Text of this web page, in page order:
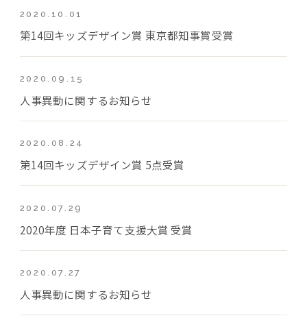
2020.10.01
第14回キッズデザイン賞 東京都知事賞受賞
2020.09.15
人事異動に関するお知らせ
2020.08.24
第14回キッズデザイン賞 5点受賞
2020.07.29
2020年度 日本子育て支援大賞 受賞
2020.07.27
人事異動に関するお知らせ